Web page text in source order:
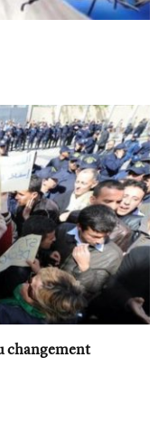
changement